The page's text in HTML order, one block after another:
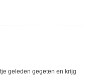
geleden gegeten en krijg